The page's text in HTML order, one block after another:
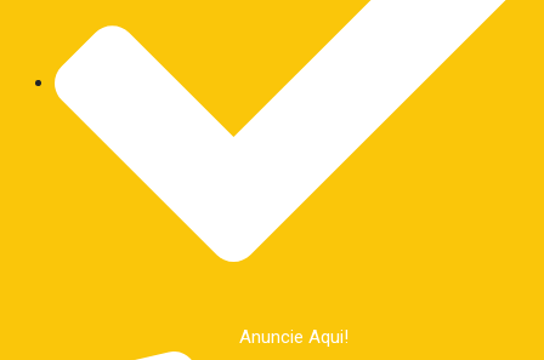
Anuncie Aqui!